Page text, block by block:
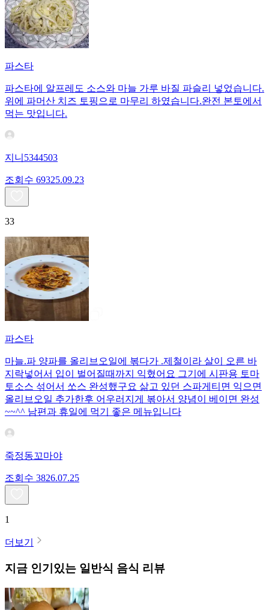
파스타
파스타에 알프레도 소스와 마늘 가루 바질 파슬리 넣었습니다.
위에 파머산 치즈 토핑으로 마무리 하였습니다.완전 본토에서
먹는 맛입니다.
지니5344503
조회수 69325.09.23
33
파스타
마늘.파 양파를 올리브오일에 볶다가 .제철이라 살이 오른 바
지락넣어서 입이 벌어질때까지 익혔어요 그기에 시판용 토마
토소스 섞어서 쏘스 완성했구요 삶고 있던 스파게티면 익으면
올리브오일 추가한후 어우러지게 볶아서 양념이 베이면 완성
~~^^ 남편과 휴일에 먹기 좋은 메뉴입니다
죽정동꼬마야
조회수 3826.07.25
1
더보기
지금 인기있는 일반식 음식 리뷰